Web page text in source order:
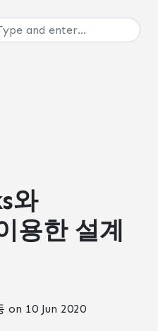
와
용한 설계
on 10 Jun 2020